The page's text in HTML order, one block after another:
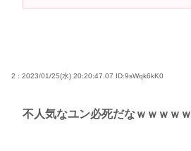
2 : 2023/01/25(水) 20:20:47.07 ID:9sWqk6kK0
不人気なユン必死だなｗｗｗｗｗ